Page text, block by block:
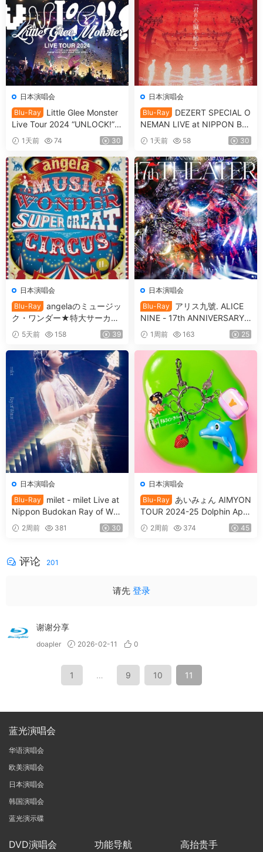
日本演唱会
Blu-Ray
Little Glee Monster
Live Tour 2024 “UNLOCK!”
[2024.07.06] [自购原盘] [BDI
SO 39.8GB]
1天前 74 30
日本演唱会
Blu-Ray
DEZERT SPECIAL O
NEMAN LIVE at NIPPON BU
DOKAN Kimi no shinzou o sa
waru 「君の心臓を触る」[20
25.05.14] [BDISO 41.1GB]
1天前 58 30
日本演唱会
Blu-Ray
angelaのミュージッ
ク・ワンダー★特大サーカス
in 日本武道館 ～僕等は目指し
たShangri-La～ 2017 [BDMV
2BD 78.1GB]
5天前 158 39
日本演唱会
Blu-Ray
アリス九號. ALICE
NINE - 17th ANNIVERSARY L
IVE 『17th THEATER』CD+B
D [2021.12.29] [BDISO 20.9
GB]
1周前 163 25
日本演唱会
Blu-Ray
milet - milet Live at
Nippon Budokan Ray of Wat
er [2026.06.17] [BDISO 41.3
GB]
2周前 381 30
日本演唱会
Blu-Ray
あいみょん AIMYON
TOUR 2024-25 Dolphin Apar
tment IN Osaka Castle Hall
[2025.09.17] [BDISO 2BD 9
2周前 374 45
评论 201
请先 登录
谢谢分享
doapler 2026-02-11 0
1 … 9 10 11
蓝光演唱会
华语演唱会
欧美演唱会
日本演唱会
韩国演唱会
蓝光演示碟
DVD演唱会 功能导航 高抬贵手